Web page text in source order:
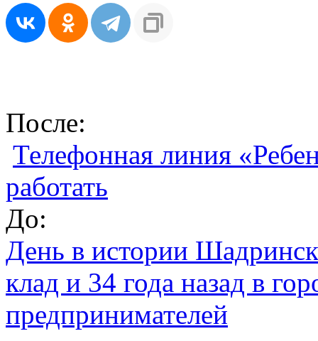
После:
Телефонная линия
работать
До:
День в истории
клад и 34 года назад в
предпринимателей